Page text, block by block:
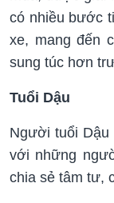
có nhiều bước
xe, mang đến
sung túc hơn
Tuổi Dậu
Người tuổi
với những
chia sẻ tâm tư,